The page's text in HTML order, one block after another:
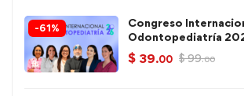
-61%
Congreso
Odontopediatría
$ 39.00 $99.00